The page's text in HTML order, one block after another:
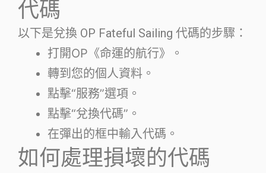
代碼
以下是兌換 OP Fateful Sailing 代碼的步驟：
打開OP《命運的航行》。
轉到您的個人資料。
點擊“服務”選項。
點擊“兌換代碼”。
在彈出的框中輸入代碼。
如何處理損壞的代碼